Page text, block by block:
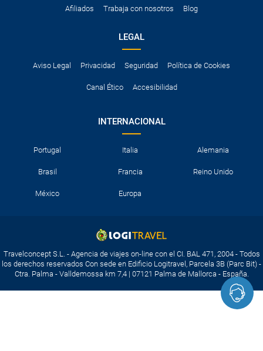
Afiliados Trabaja con nosotros Blog
LEGAL
Aviso Legal Privacidad Seguridad Política de Cookies
Canal Ético Accesibilidad
INTERNACIONAL
Portugal Italia Alemania
Brasil Francia Reino Unido
México Europa
Travelconcept S.L. - Agencia de viajes on-line con el CI. BAL 471, 2004 - Todos
los derechos reservados Con sede en Edificio Logitravel, Parcela 3B (Parc Bit) -
Ctra. Palma - Valldemossa km 7,4 | 07121 Palma de Mallorca - España.